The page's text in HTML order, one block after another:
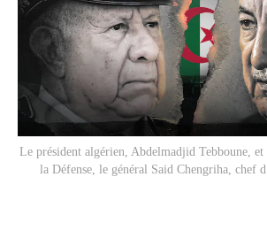
Le président algérien, Abdelmadjid Tebboune, et
la Défense, le général Said Chengriha, chef